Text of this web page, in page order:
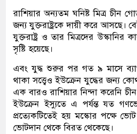
রাশিয়ার অন্যতম ঘনিষ্ট মিত্র চীন
জন্য যুক্তরাষ্ট্রকে দায়ী করে আসছে।
যুক্তরাষ্ট্র ও তার মিত্রদের উস্কানির
সৃষ্টি হয়েছে।
এবং যুদ্ধ শুরুর পর গত ৯ মাসে
থাকা সত্ত্বেও ইউক্রেন যুদ্ধের জন্য
এক বারও রাশিয়ার নিন্দা করেনি
ইউক্রেন ইস্যুতে এ পর্যন্ত যত
প্রত্যেকটিতেই হয় মস্কোর পক্ষে
ভোটদান থেকে বিরত থেকেছে।